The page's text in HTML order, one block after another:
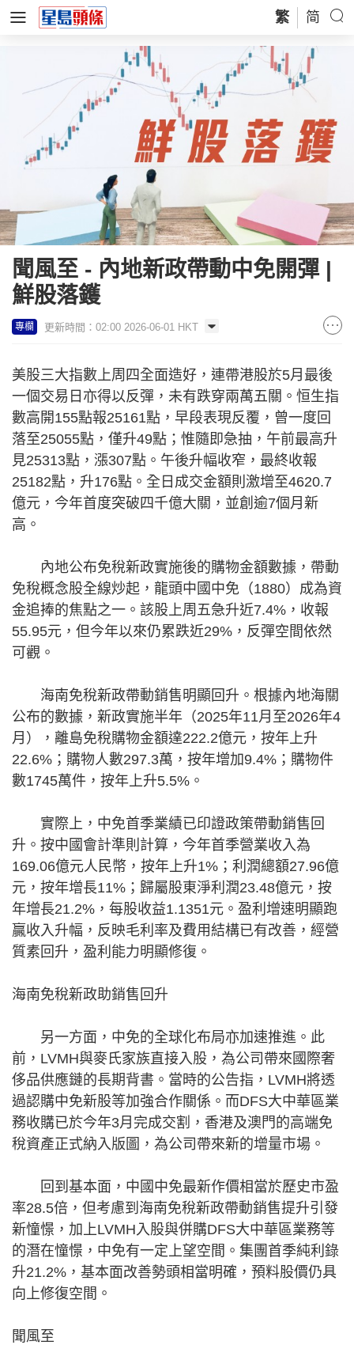
繁 简
聞風至 - 內地新政帶動中免開彈 |
鮮股落鑊
專欄 更新時間：02:00 2026-06-01 HKT
美股三大指數上周四全面造好，連帶港股於5月最後
一個交易日亦得以反彈，未有跌穿兩萬五關。恒生指
數高開155點報25161點，早段表現反覆，曾一度回
落至25055點，僅升49點；惟隨即急抽，午前最高升
見25313點，漲307點。午後升幅收窄，最終收報
25182點，升176點。全日成交金額則激增至4620.7
億元，今年首度突破四千億大關，並創逾7個月新
高。
內地公布免稅新政實施後的購物金額數據，帶動
免稅概念股全線炒起，龍頭中國中免（1880）成為資
金追捧的焦點之一。該股上周五急升近7.4%，收報
55.95元，但今年以來仍累跌近29%，反彈空間依然
可觀。
海南免稅新政帶動銷售明顯回升。根據內地海關
公布的數據，新政實施半年（2025年11月至2026年4
月），離島免稅購物金額達222.2億元，按年上升
22.6%；購物人數297.3萬，按年增加9.4%；購物件
數1745萬件，按年上升5.5%。
實際上，中免首季業績已印證政策帶動銷售回
升。按中國會計準則計算，今年首季營業收入為
169.06億元人民幣，按年上升1%；利潤總額27.96億
元，按年增長11%；歸屬股東淨利潤23.48億元，按
年增長21.2%，每股收益1.1351元。盈利增速明顯跑
贏收入升幅，反映毛利率及費用結構已有改善，經營
質素回升，盈利能力明顯修復。
海南免稅新政助銷售回升
另一方面，中免的全球化布局亦加速推進。此
前，LVMH與麥氏家族直接入股，為公司帶來國際奢
侈品供應鏈的長期背書。當時的公告指，LVMH將透
過認購中免新股等加強合作關係。而DFS大中華區業
務收購已於今年3月完成交割，香港及澳門的高端免
稅資產正式納入版圖，為公司帶來新的增量市場。
回到基本面，中國中免最新作價相當於歷史市盈
率28.5倍，但考慮到海南免稅新政帶動銷售提升引發
新憧憬，加上LVMH入股與併購DFS大中華區業務等
的潛在憧憬，中免有一定上望空間。集團首季純利錄
升21.2%，基本面改善勢頭相當明確，預料股價仍具
向上修復空間。
聞風至